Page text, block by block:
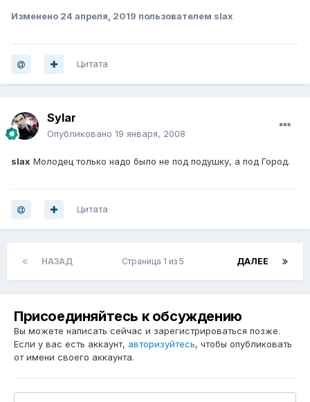
Изменено 24 апреля, 2019 пользователем slax
Цитата
Sylar
Опубликовано 19 января, 2008
slax Молодец только надо было не под подушку, а под Город.
Цитата
НАЗАД ДАЛЕЕ
Страница 1 из 5
Присоединяйтесь к обсуждению
Вы можете написать сейчас и зарегистрироваться позже.
Если у вас есть аккаунт, авторизуйтесь, чтобы опубликовать
от имени своего аккаунта.